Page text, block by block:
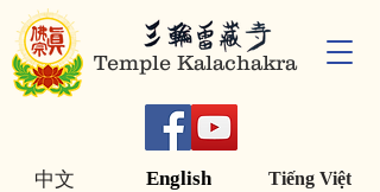
Temple Kalachakra
English Tiếng Việt
中文